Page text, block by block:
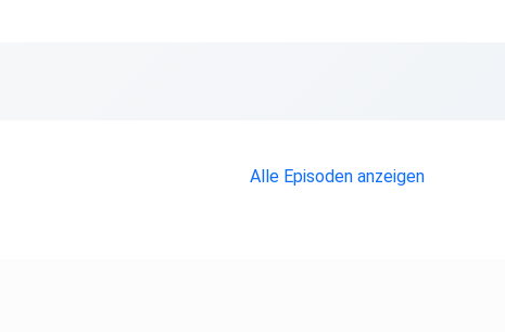
Alle Episoden anzeigen